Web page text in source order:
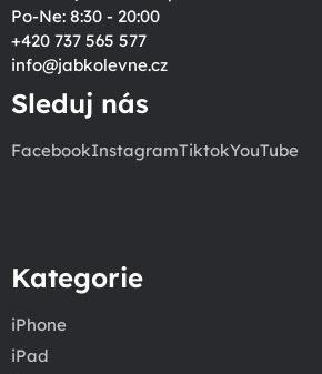
Po-Ne: 8:30 - 20:00
+420 737 565 577
info@jabkolevne.cz
Sleduj nás
FacebookInstagramTiktokYouTube
Kategorie
iPhone
iPad